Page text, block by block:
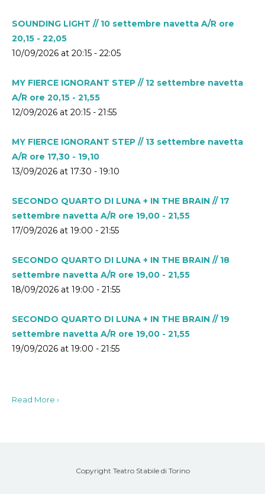
SOUNDING LIGHT // 10 settembre navetta A/R ore
20,15 - 22,05
10/09/2026 at 20:15 - 22:05
MY FIERCE IGNORANT STEP // 12 settembre navetta
A/R ore 20,15 - 21,55
12/09/2026 at 20:15 - 21:55
MY FIERCE IGNORANT STEP // 13 settembre navetta
A/R ore 17,30 - 19,10
13/09/2026 at 17:30 - 19:10
SECONDO QUARTO DI LUNA + IN THE BRAIN // 17
settembre navetta A/R ore 19,00 - 21,55
17/09/2026 at 19:00 - 21:55
SECONDO QUARTO DI LUNA + IN THE BRAIN // 18
settembre navetta A/R ore 19,00 - 21,55
18/09/2026 at 19:00 - 21:55
SECONDO QUARTO DI LUNA + IN THE BRAIN // 19
settembre navetta A/R ore 19,00 - 21,55
19/09/2026 at 19:00 - 21:55
Read More ›
Copyright Teatro Stabile di Torino